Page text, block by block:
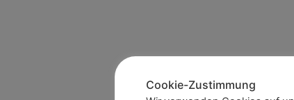
Cookie-Zustimmung